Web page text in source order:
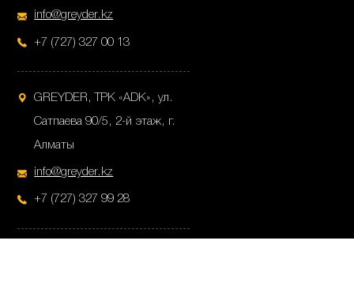
info@greyder.kz
+7 (727) 327 00 13
GREYDER, ТРК «ADK», ул.
Сатпаева 90/5, 2-й этаж, г.
Алматы
info@greyder.kz
+7 (727) 327 99 28